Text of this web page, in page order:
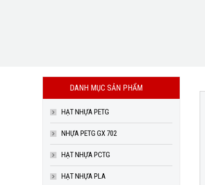
DANH MỤC SẢN PHẨM
HẠT NHỰA PETG
NHỰA PETG GX 702
HẠT NHỰA PCTG
HẠT NHỰA PLA